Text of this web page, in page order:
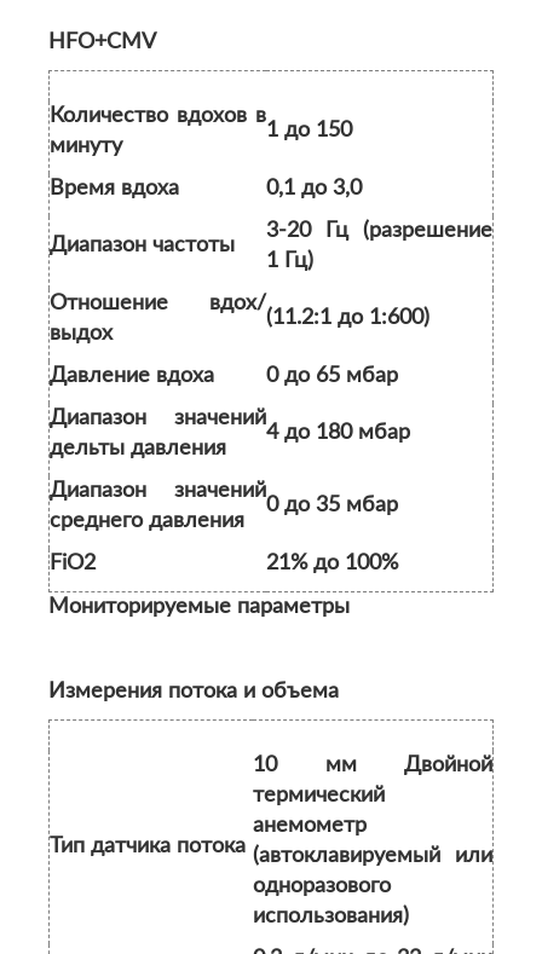
HFO+CMV
Количество вдохов в
минуту
1 до 150
Время вдоха 0,1 до 3,0
Диапазон частоты
3-20 Гц (разрешение
1 Гц)
Отношение вдох/
выдох
(11.2:1 до 1:600)
Давление вдоха
0 до 65 мбар
Диапазон значений
дельты давления
4 до 180 мбар
Диапазон значений
среднего давления
0 до 35 мбар
FiO2
21% до 100%
Мониторируемые параметры
Измерения потока и объема
Тип датчика потока
10 мм Двойной
термический
анемометр
(автоклавируемый или
одноразового
использования)